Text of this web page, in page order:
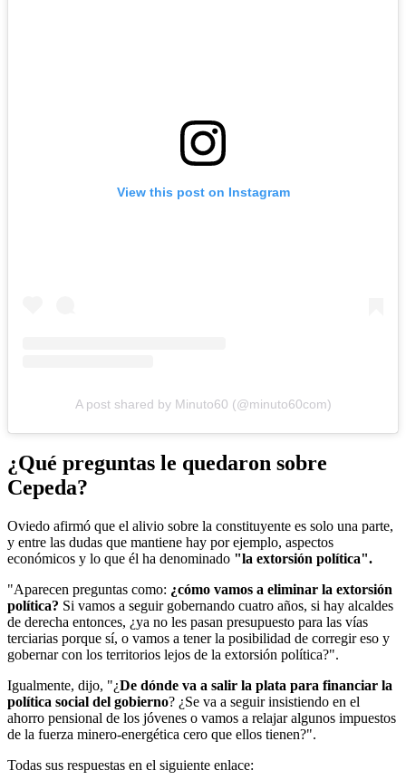
View this post on Instagram
A post shared by Minuto60 (@minuto60com)
¿Qué preguntas le quedaron sobre
Cepeda?
Oviedo afirmó que el alivio sobre la constituyente es solo una parte,
y entre las dudas que mantiene hay por ejemplo, aspectos
económicos y lo que él ha denominado "la extorsión política".
"Aparecen preguntas como: ¿cómo vamos a eliminar la extorsión
política? Si vamos a seguir gobernando cuatro años, si hay alcaldes
de derecha entonces, ¿ya no les pasan presupuesto para las vías
terciarias porque sí, o vamos a tener la posibilidad de corregir eso y
gobernar con los territorios lejos de la extorsión política?".
Igualmente, dijo, "¿De dónde va a salir la plata para financiar la
política social del gobierno? ¿Se va a seguir insistiendo en el
ahorro pensional de los jóvenes o vamos a relajar algunos impuestos
de la fuerza minero-energética cero que ellos tienen?".
Todas sus respuestas en el siguiente enlace: